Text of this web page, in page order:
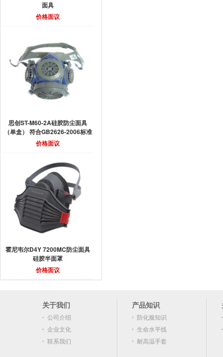
面具
价格面议
思创ST-M60-2A硅胶防尘面具
（单盒） 符合GB2626-2006标准
价格面议
霍尼韦尔D4Y 7200MC防尘面具
硅胶半面罩
价格面议
关于我们
公司介绍
企业文化
联系我们
产品知识
防化服知识
生命水平线
耐高温手套